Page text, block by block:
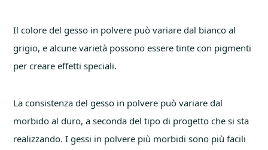
Il colore del gesso in polvere può variare dal bianco al
grigio, e alcune varietà possono essere tinte con pigmenti
per creare effetti speciali.
La consistenza del gesso in polvere può variare dal
morbido al duro, a seconda del tipo di progetto che si sta
realizzando. I gessi in polvere più morbidi sono più facili